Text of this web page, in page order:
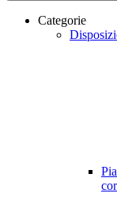
Categorie